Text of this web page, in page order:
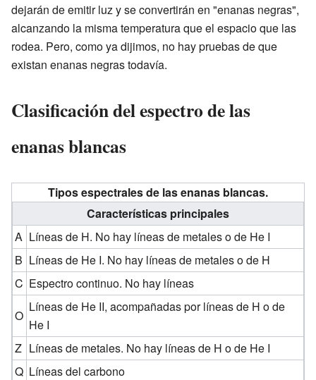
dejarán de emitir luz y se convertirán en "enanas negras",
alcanzando la misma temperatura que el espacio que las
rodea. Pero, como ya dijimos, no hay pruebas de que
existan enanas negras todavía.
Clasificación del espectro de las
enanas blancas
Tipos espectrales de las enanas blancas.
Características principales
A Líneas de H. No hay líneas de metales o de He I
B Líneas de He I. No hay líneas de metales o de H
C Espectro continuo. No hay líneas
O
Líneas de He II, acompañadas por líneas de H o de
He I
Z Líneas de metales. No hay líneas de H o de He I
Q Líneas del carbono